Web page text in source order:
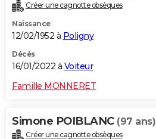
Créer une cagnotte obsèques
Naissance
12/02/1952 à Poligny
Décès
16/01/2022 à Voiteur
Famille MONNERET
Simone POIBLANC (97 ans)
Créer une cagnotte obsèques